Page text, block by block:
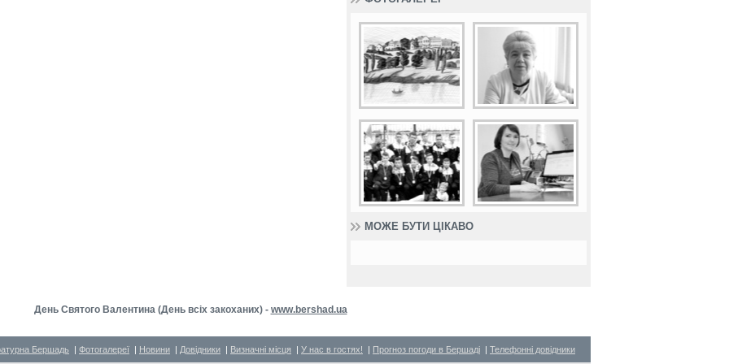
МОЖЕ БУТИ ЦІКАВО
День Святого Валентина (День всіх закоханих) - www.bershad.ua
Бершадь | Фотогалереї | Новини | Довідники | Визначні місця | У нас в гостях! | Прогноз погоди в Бершаді | Телефонні довідники